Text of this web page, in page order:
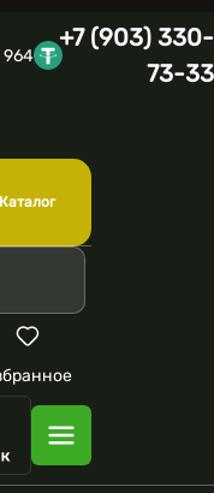
964
+7 (903) 330-
73-33
Каталог